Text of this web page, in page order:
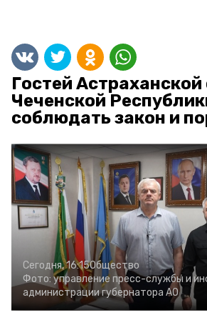
Гостей
Чеченской
соблюдать закон и
Сегодня, 16:15Общество
Фото: управление пресс-службы и
администрации губернатора АО